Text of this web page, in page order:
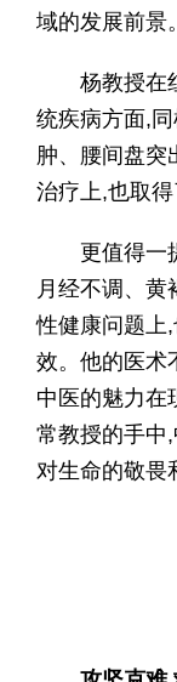
域的发展前景。
杨教授在
统疾病方面,
肿、腰间盘突
治疗上,也取得
更值得一
月经不调、黄
性健康问题上
效。他的医术
中医的魅力在
常教授的手中
对生命的敬畏